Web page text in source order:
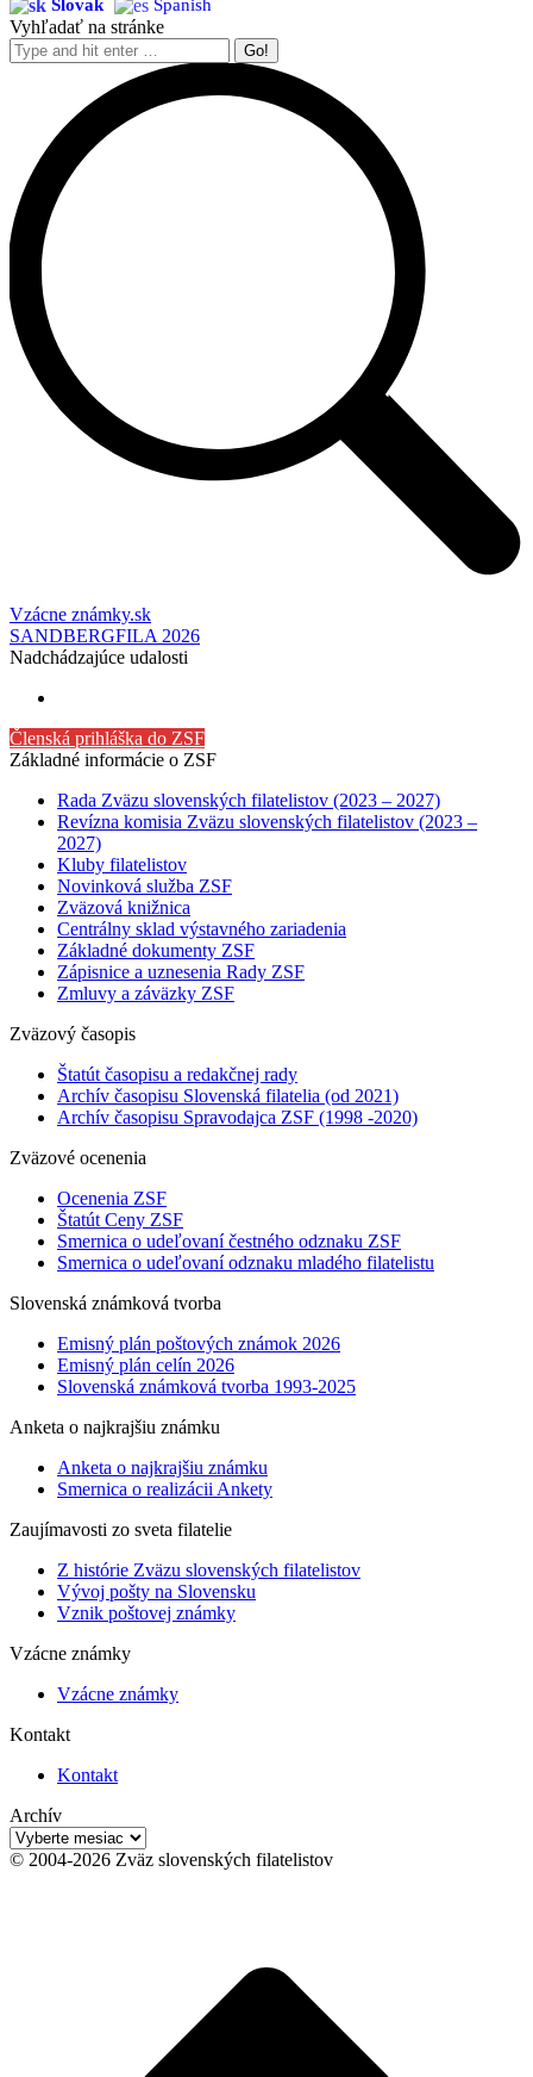
Slovak
Spanish
Vyhľadať na stránke
Search:
Vzácne známky.sk
SANDBERGFILA 2026
Nadchádzajúce udalosti
Členská prihláška do ZSF
Základné informácie o ZSF
Rada Zväzu slovenských filatelistov (2023 – 2027)
Revízna komisia Zväzu slovenských filatelistov (2023 –
2027)
Kluby filatelistov
Novinková služba ZSF
Zväzová knižnica
Centrálny sklad výstavného zariadenia
Základné dokumenty ZSF
Zápisnice a uznesenia Rady ZSF
Zmluvy a záväzky ZSF
Zväzový časopis
Štatút časopisu a redakčnej rady
Archív časopisu Slovenská filatelia (od 2021)
Archív časopisu Spravodajca ZSF (1998 -2020)
Zväzové ocenenia
Ocenenia ZSF
Štatút Ceny ZSF
Smernica o udeľovaní čestného odznaku ZSF
Smernica o udeľovaní odznaku mladého filatelistu
Slovenská známková tvorba
Emisný plán poštových známok 2026
Emisný plán celín 2026
Slovenská známková tvorba 1993-2025
Anketa o najkrajšiu známku
Anketa o najkrajšiu známku
Smernica o realizácii Ankety
Zaujímavosti zo sveta filatelie
Z histórie Zväzu slovenských filatelistov
Vývoj pošty na Slovensku
Vznik poštovej známky
Vzácne známky
Vzácne známky
Kontakt
Kontakt
Archív
Archív
© 2004-2026 Zväz slovenských filatelistov